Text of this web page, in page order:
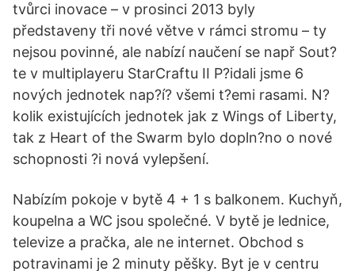
tvůrci inovace – v prosinci 2013 byly
představeny tři nové větve v rámci stromu – ty
nejsou povinné, ale nabízí naučení se např Sout?
te v multiplayeru StarCraftu II P?idali jsme 6
nových jednotek nap?í? všemi t?emi rasami. N?
kolik existujících jednotek jak z Wings of Liberty,
tak z Heart of the Swarm bylo dopln?no o nové
schopnosti ?i nová vylepšení.
Nabízím pokoje v bytě 4 + 1 s balkonem. Kuchyň,
koupelna a WC jsou společné. V bytě je lednice,
televize a pračka, ale ne internet. Obchod s
potravinami je 2 minuty pěšky. Byt je v centru